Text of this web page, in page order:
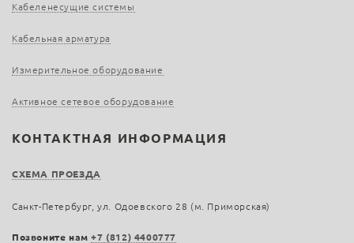
Кабеленесущие системы
Кабельная арматура
Измерительное оборудование
Активное сетевое оборудование
КОНТАКТНАЯ ИНФОРМАЦИЯ
СХЕМА ПРОЕЗДА
Санкт-Петербург, ул. Одоевского 28 (м. Приморская)
Позвоните нам+7 (812) 4400777